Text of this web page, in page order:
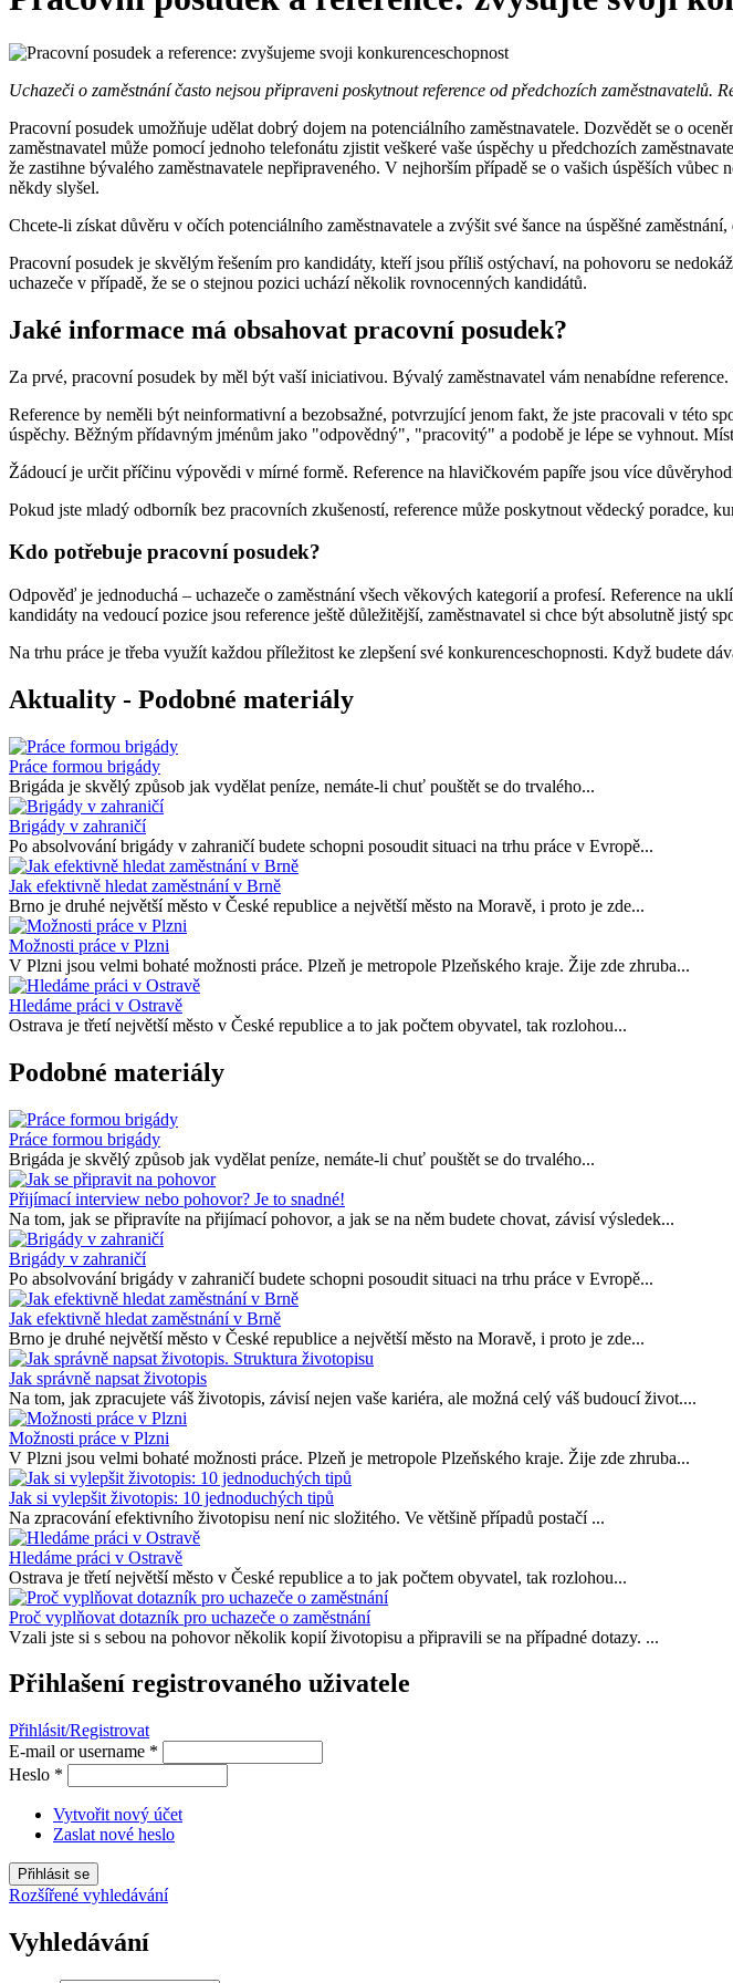
Uchazeči o zaměstnání často nejsou připraveni poskytnout reference od předchozích zaměstnavatelů.
Pracovní posudek umožňuje udělat dobrý dojem na potenciálního zaměstnavatele. Dozvědět se o
zaměstnavatel může pomocí jednoho telefonátu zjistit veškeré vaše úspěchy u předchozích
že zastihne bývalého zaměstnavatele nepřipraveného. V nejhorším případě se o vašich úspěších
někdy slyšel.
Chcete-li získat důvěru v očích potenciálního zaměstnavatele a zvýšit své šance na úspěšné
Pracovní posudek je skvělým řešením pro kandidáty, kteří jsou příliš ostýchaví, na pohovoru se
uchazeče v případě, že se o stejnou pozici uchází několik rovnocenných kandidátů.
Jaké informace má obsahovat pracovní posudek?
Za prvé, pracovní posudek by měl být vaší iniciativou. Bývalý zaměstnavatel vám nenabídne
Reference by neměli být neinformativní a bezobsažné, potvrzující jenom fakt, že jste pracovali v této
úspěchy. Běžným přídavným jménům jako "odpovědný", "pracovitý" a podobě je lépe se vyhnout.
Žádoucí je určit příčinu výpovědi v mírné formě. Reference na hlavičkovém papíře jsou více
Pokud jste mladý odborník bez pracovních zkušeností, reference může poskytnout vědecký poradce,
Kdo potřebuje pracovní posudek?
Odpověď je jednoduchá – uchazeče o zaměstnání všech věkových kategorií a profesí. Reference na
kandidáty na vedoucí pozice jsou reference ještě důležitější, zaměstnavatel si chce být absolutně jistý
Na trhu práce je třeba využít každou příležitost ke zlepšení své konkurenceschopnosti. Když budete
Aktuality - Podobné materiály
Práce formou brigády
Brigáda je skvělý způsob jak vydělat peníze, nemáte-li chuť pouštět se do trvalého...
Brigády v zahraničí
Po absolvování brigády v zahraničí budete schopni posoudit situaci na trhu práce v Evropě...
Jak efektivně hledat zaměstnání v Brně
Brno je druhé největší město v České republice a největší město na Moravě, i proto je zde...
Možnosti práce v Plzni
V Plzni jsou velmi bohaté možnosti práce. Plzeň je metropole Plzeňského kraje. Žije zde zhruba...
Hledáme práci v Ostravě
Ostrava je třetí největší město v České republice a to jak počtem obyvatel, tak rozlohou...
Podobné materiály
Práce formou brigády
Brigáda je skvělý způsob jak vydělat peníze, nemáte-li chuť pouštět se do trvalého...
Přijímací interview nebo pohovor? Je to snadné!
Na tom, jak se připravíte na přijímací pohovor, a jak se na něm budete chovat, závisí výsledek...
Brigády v zahraničí
Po absolvování brigády v zahraničí budete schopni posoudit situaci na trhu práce v Evropě...
Jak efektivně hledat zaměstnání v Brně
Brno je druhé největší město v České republice a největší město na Moravě, i proto je zde...
Jak správně napsat životopis
Na tom, jak zpracujete váš životopis, závisí nejen vaše kariéra, ale možná celý váš budoucí život....
Možnosti práce v Plzni
V Plzni jsou velmi bohaté možnosti práce. Plzeň je metropole Plzeňského kraje. Žije zde zhruba...
Jak si vylepšit životopis: 10 jednoduchých tipů
Na zpracování efektivního životopisu není nic složitého. Ve většině případů postačí ...
Hledáme práci v Ostravě
Ostrava je třetí největší město v České republice a to jak počtem obyvatel, tak rozlohou...
Proč vyplňovat dotazník pro uchazeče o zaměstnání
Vzali jste si s sebou na pohovor několik kopií životopisu a připravili se na případné dotazy. ...
Přihlašení registrovaného uživatele
Přihlásit/Registrovat
E-mail or username *
Heslo *
Vytvořit nový účet
Zaslat nové heslo
Rozšířené vyhledávání
Vyhledávání